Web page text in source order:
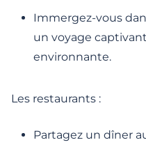
Immergez-vous
un voyage
environnante.
Les restaurants :
Partagez un dîner